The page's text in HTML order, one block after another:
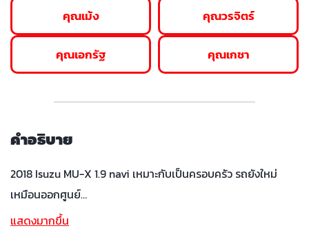
คุณเม้ง
คุณเอกรัฐ
คุณวรจิตร์
คุณเกชา
คำอธิบาย
2018 Isuzu MU-X 1.9 navi เหมาะกับเป็นครอบครัว รถยังใหม่
เหมือนออกศูนย์…
แสดงมากขึ้น